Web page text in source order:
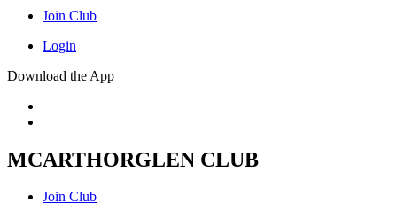
Join Club
Login
Download the App
MCARTHORGLEN CLUB
Join Club